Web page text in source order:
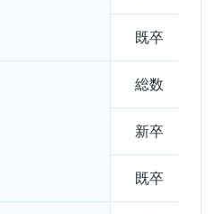
既卒
総数
新卒
既卒